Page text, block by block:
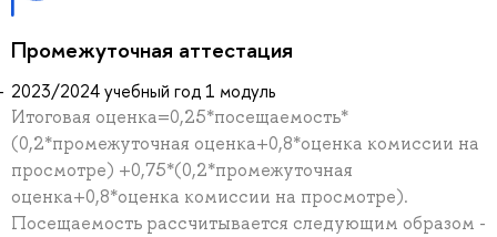
Промежуточная аттестация
2023/2024 учебный год 1 модуль
Итоговая оценка=0,25*посещаемость*
(0,2*промежуточная оценка+0,8*оценка комиссии на
просмотре) +0,75*(0,2*промежуточная
оценка+0,8*оценка комиссии на просмотре).
Посещаемость рассчитывается следующим образом -